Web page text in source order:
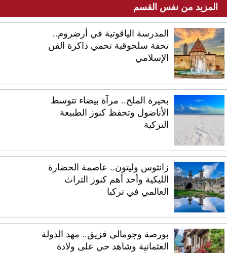
المزيد من نفس القسم
المدرسة الياقوتية في أرضروم..
تحفة سلجوقية تحمي ذاكرة الفن
الإسلامي
بحيرة الملح.. مرآة بيضاء تتوسط
الأناضول وتحفظ كنوز الطبيعة
التركية
زانثوس وليتون.. عاصمة الحضارة
الليكية وأحد أهم كنوز التراث
العالمي في تركيا
بورصة وجومالي قزيق.. مهد الدولة
العثمانية وشاهد حي على ولادة